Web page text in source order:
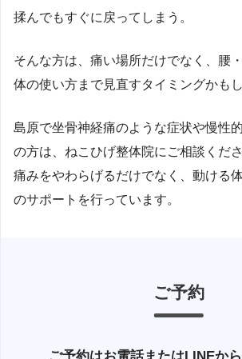
揉んでもすぐに戻ってしまう。
そんな方は、痛い場所だけでなく、腰
体の使い方まで見直すタイミングかもし
島原で坐骨神経痛のような症状や慢性
の方は、ねこひげ整体院にご相談くださ
痛みをやわらげるだけでなく、動ける
のサポートを行っています。
ご予約
ご予約はお電話またはLINEから